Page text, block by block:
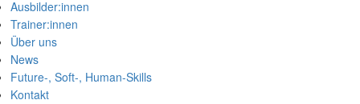
Ausbilder:innen
Trainer:innen
Über uns
News
Future-, Soft-, Human-Skills
Kontakt